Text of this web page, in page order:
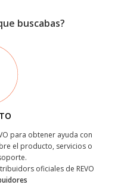
buscabas?
para obtener ayuda con
el producto, servicios o
oficiales de REVO